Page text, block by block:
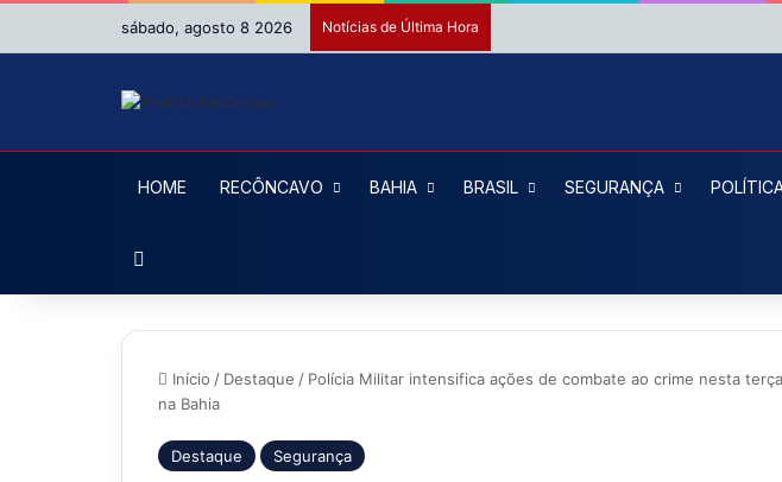
sábado, agosto 8 2026 Notícias de Última Hora
HOME RECÔNCAVO BAHIA BRASIL SEGURANÇA
Início / Destaque / Polícia Militar intensifica ações de combate ao crime nesta
na Bahia
Destaque Segurança